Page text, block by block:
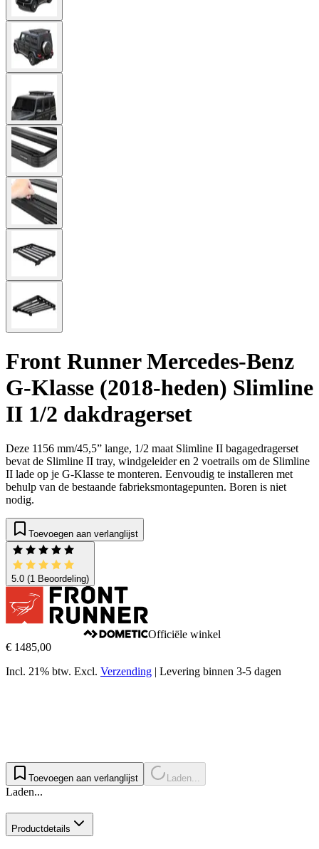
Front Runner Mercedes-Benz
G-Klasse (2018-heden) Slimline
II 1/2 dakdragerset
Deze 1156 mm/45,5” lange, 1/2 maat Slimline II bagagedragerset
bevat de Slimline II tray, windgeleider en 2 voetrails om de Slimline
II lade op je G-Klasse te monteren. Eenvoudig te installeren met
behulp van de bestaande fabrieksmontagepunten. Boren is niet
nodig.
Toevoegen aan verlanglijst
5.0 (1 Beoordeling)
Officiële winkel
€ 1485,00
Incl. 21% btw. Excl. Verzending | Levering binnen 3-5 dagen
Toevoegen aan verlanglijst Laden...
Laden...
Productdetails